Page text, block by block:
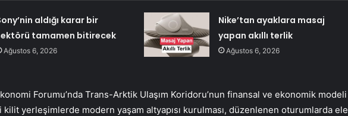
aldığı karar bir
tamamen bitirecek
Ağustos 6, 2026
Nike’tan ayaklara masaj
yapan akıllı terlik
Ağustos 6, 2026
Forumu’nda Trans-Arktik Ulaşım Koridoru’nun finansal ve ekonomik modeli
yerleşimlerde modern yaşam altyapısı kurulması, düzenlenen oturumlarda ele